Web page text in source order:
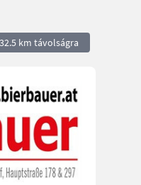
32.5 km távolságra